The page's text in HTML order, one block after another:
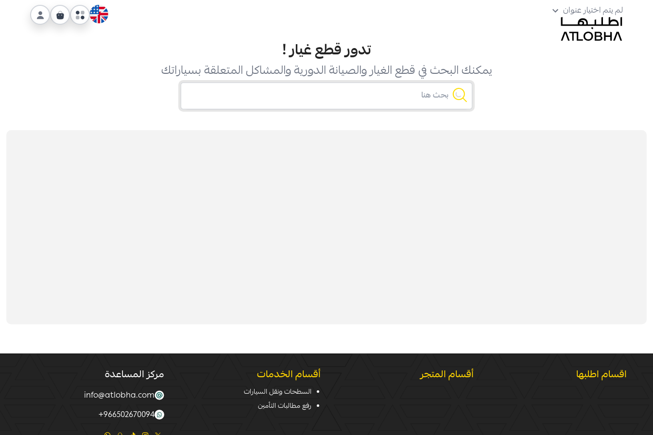
لم يتم اختيار عنوان
تدور قطع غيار!
يمكنك البحث في قطع الغيار والصيانة الدورية والمشاكل المتعلقة بسياراتك
اقسام اطلبها أقسام المتجر أقسام الخدمات
السطحات ونقل السيارات
رفع مطالبات التأمين
مركز المساعدة
info@atlobha.com
966502670094
+